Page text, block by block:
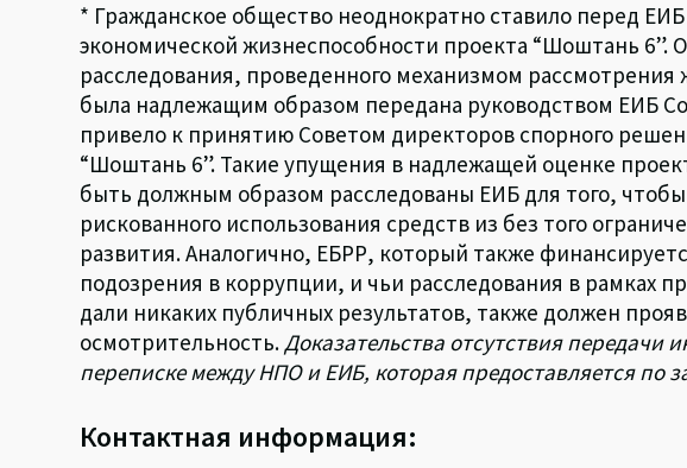
* Гражданское общество неоднократно ставило перед
экономической жизнеспособности проекта “Шоштань 6”.
расследования, проведенного механизмом
была надлежащим образом передана руководством ​​ЕИБ
привело к принятию Советом директоров спорного
“Шоштань 6”. Такие упущения в надлежащей оценке
быть должным образом расследованы ЕИБ для того,
рискованного использования средств из без того
развития. Аналогично, ЕБРР, который также
подозрения в коррупции, и чьи расследования в рамках
дали никаких публичных результатов, также должен
осмотрительность.Доказательства отсутствия
переписке между НПО и ЕИБ, которая предоставляется по
Контактная информация: